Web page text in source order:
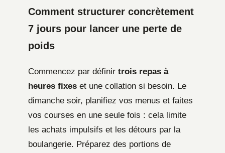
Comment structurer concrètement
7 jours pour lancer une perte de
poids
Commencez par définir trois repas à
heures fixes et une collation si besoin. Le
dimanche soir, planifiez vos menus et faites
vos courses en une seule fois : cela limite
les achats impulsifs et les détours par la
boulangerie. Préparez des portions de